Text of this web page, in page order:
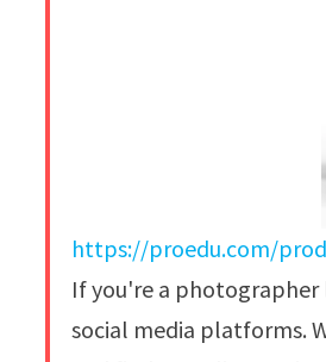
https://proedu.com/
If you're a photographer
social media platforms.